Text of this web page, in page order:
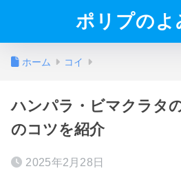
ポリプのよ
ホーム コイ
ハンパラ・ビマクラタ
のコツを紹介
2025年2月28日